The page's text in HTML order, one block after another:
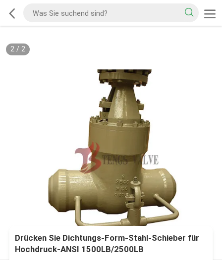
2/ 2
Drücken Sie Dichtungs-Form-Stahl-Schieber für
Hochdruck-ANSI 1500LB/2500LB